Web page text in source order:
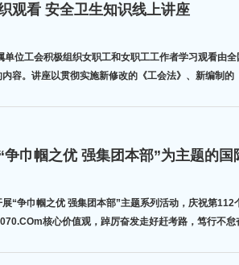
观看 安全卫生知识线上讲座
位工会积极组织女职工和女职工工作者学习观看由
容。讲座以贯彻实施新修改的《工会法》、新编制
争巾帼之优 强集团本部”为主题的
“争巾帼之优 强集团本部”主题系列活动，庆祝第
核心价值观，踔厉奋发走好赶考路，笃行不